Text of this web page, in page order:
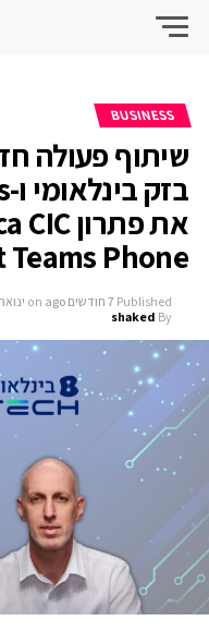
BUSINESS
שיתוף פעולה
Phone
Published 7 חודשים ago on ינואר 5, 2026
By
shaked